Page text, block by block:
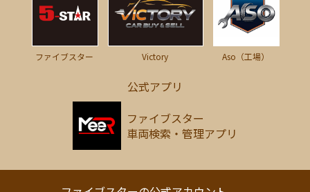
ファイブスター Victory Aso（工場）
公式アプリ
ファイブスター
車両検索・管理アプリ